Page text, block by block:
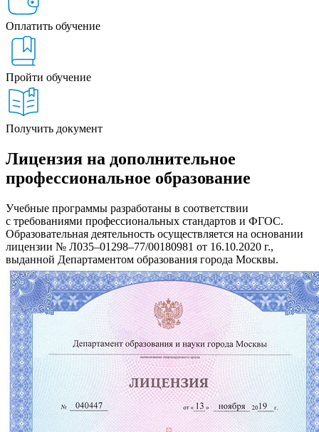
Оплатить обучение
Пройти обучение
Получить документ
Лицензия на дополнительное
профессиональное образование
Учебные программы разработаны в соответствии
с требованиями профессиональных стандартов и ФГОС.
Образовательная деятельность осуществляется на основании
лицензии № Л035–01298–77/00180981 от 16.10.2020 г.,
выданной Департаментом образования города Москвы.